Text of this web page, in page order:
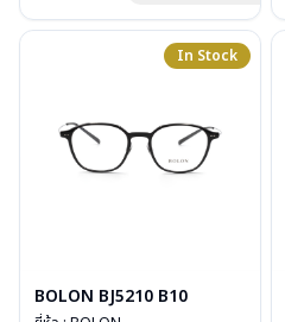
น้ำหนัก : 15 กรัม
อุปกรณ์ : กล่องแว่น, ผ้าเช็ดแว่น
In Stock
BOLON BJ5210 B10